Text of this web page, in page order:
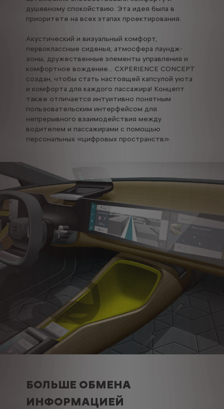
душевному спокойствию. Эта идея была в
приоритете на всех этапах проектирования.
Акустический и визуальный комфорт,
первоклассные сиденья, атмосфера лаундж-
зоны, дружественные элементы управления и
комфортное вождение... CXPERIENCE CONCEPT
создан, чтобы стать настоящей капсулой уюта
и комфорта для каждого пассажира! Концепт
также отличается интуитивно понятным
пользовательским интерфейсом для
непрерывного взаимодействия между
водителем и пассажирами с помощью
персональных «цифровых пространств».
БОЛЬШЕ ОБМЕНА
ИНФОРМАЦИЕЙ